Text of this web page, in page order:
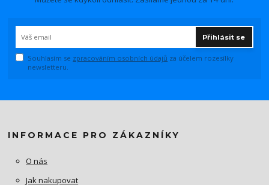
Přihlásit se
Souhlasím se zpracováním osobních údajů za účelem rozesílky
newsletteru.
INFORMACE PRO ZÁKAZNÍKY
O nás
Jak nakupovat